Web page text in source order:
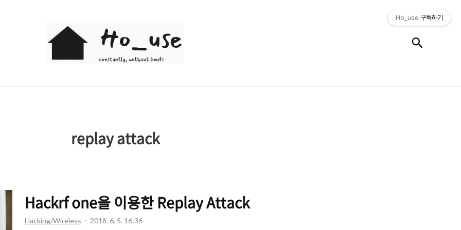
Ho_use
replay attack
Hackrf one을 이용한 Replay Attack
Hacking/Wireless 2018. 6. 5. 16:36
Ho_use 구독하기